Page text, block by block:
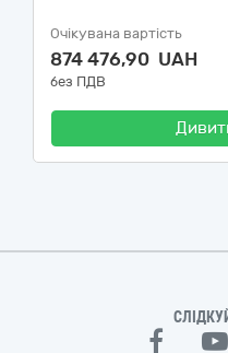
Очікувана вартість
874 476,90 UAH
без ПДВ